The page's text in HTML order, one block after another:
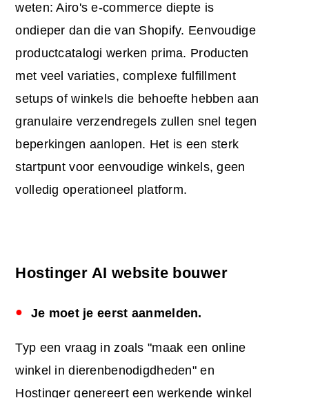
weten: Airo's e-commerce diepte is
ondieper dan die van Shopify. Eenvoudige
productcatalogi werken prima. Producten
met veel variaties, complexe fulfillment
setups of winkels die behoefte hebben aan
granulaire verzendregels zullen snel tegen
beperkingen aanlopen. Het is een sterk
startpunt voor eenvoudige winkels, geen
volledig operationeel platform.
Hostinger AI website bouwer
Je moet je eerst aanmelden.
Typ een vraag in zoals "maak een online
winkel in dierenbenodigdheden" en
Hostinger genereert een werkende winkel